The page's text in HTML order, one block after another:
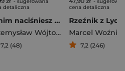
detaliczna
Zanim naciśniesz spust. Pierwszy poradnik polskich snajperów
Przemysław Wójtowicz
,Artur
7,2 (48)
cena detaliczna
Rzeźnik z
Marcel
7,2 (246)